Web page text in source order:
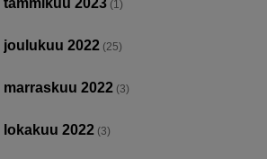
(1)
joulukuu 2022 (25)
marraskuu 2022 (3)
lokakuu 2022 (3)